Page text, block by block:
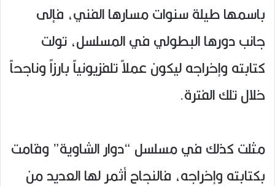
باسمها طيلة سنوات مسارها الفني، فإلى
جانب دورها البطولي في المسلسل، تولت
كتابته وإخراجه ليكون عملاً تلفزيونياً بارزاً وناجحاً
خلال تلك الفترة.
مثلت كذلك في مسلسل “دوار الشاوية” وقامت
بكتابته وإخراجه، فالنجاح أثمر لها العديد من